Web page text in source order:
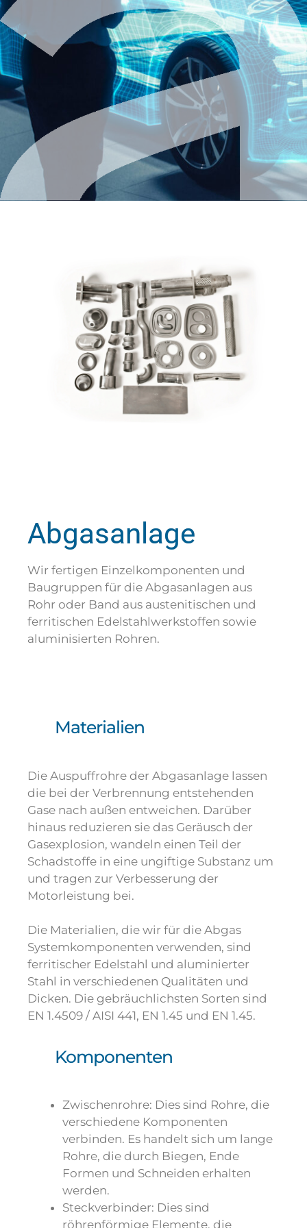
Abgasanlage
Wir fertigen Einzelkomponenten und
Baugruppen für die Abgasanlagen aus
Rohr oder Band aus austenitischen und
ferritischen Edelstahlwerkstoffen sowie
aluminisierten Rohren.
Materialien
Die Auspuffrohre der Abgasanlage lassen
die bei der Verbrennung entstehenden
Gase nach außen entweichen. Darüber
hinaus reduzieren sie das Geräusch der
Gasexplosion, wandeln einen Teil der
Schadstoffe in eine ungiftige Substanz um
und tragen zur Verbesserung der
Motorleistung bei.
Die Materialien, die wir für die Abgas
Systemkomponenten verwenden, sind
ferritischer Edelstahl und aluminierter
Stahl in verschiedenen Qualitäten und
Dicken. Die gebräuchlichsten Sorten sind
EN 1.4509 / AISI 441, EN 1.45 und EN 1.45.
Komponenten
Zwischenrohre: Dies sind Rohre, die
verschiedene Komponenten
verbinden. Es handelt sich um lange
Rohre, die durch Biegen, Ende
Formen und Schneiden erhalten
werden.
Steckverbinder: Dies sind
röhrenförmige Elemente, die